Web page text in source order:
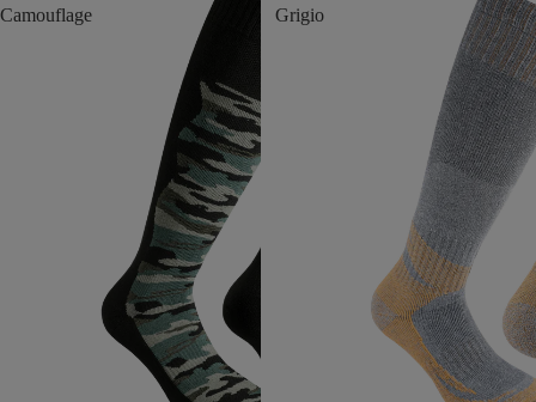
Camouflage
Grigio